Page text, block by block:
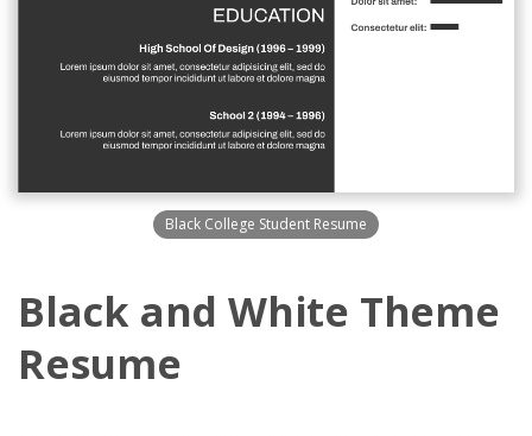
Black College Student Resume
Black and White Theme
Resume